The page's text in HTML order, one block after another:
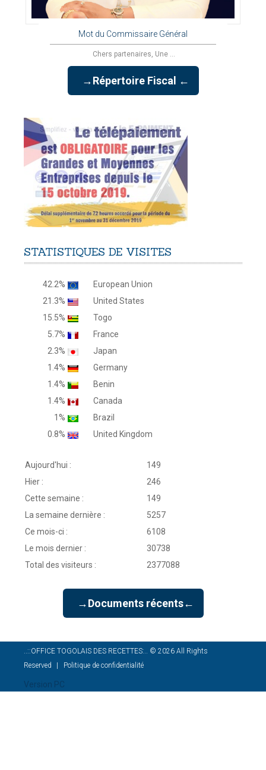
Mot du Commissaire Général
Chers partenaires, Une ...
→Répertoire Fiscal ←
STATISTIQUES DE VISITES
42.2%
European Union
21.3%
United States
15.5%
Togo
5.7%
France
2.3%
Japan
1.4%
Germany
1.4%
Benin
1.4%
Canada
1%
Brazil
0.8%
United Kingdom
Aujourd'hui :
149
Hier :
246
Cette semaine :
149
La semaine dernière :
5257
Ce mois-ci :
6108
Le mois dernier :
30738
Total des visiteurs :
2377088
→Documents récents←
..::OFFICE TOGOLAIS DES RECETTES:.. © 2026 All Rights
Reserved
Politique de confidentialité
Version PC